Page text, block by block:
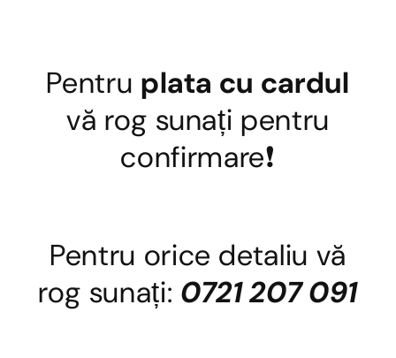
Pentru plata cu cardul
vă rog sunați pentru
confirmare❗
Pentru orice detaliu vă
rog sunați: 0721 207 091